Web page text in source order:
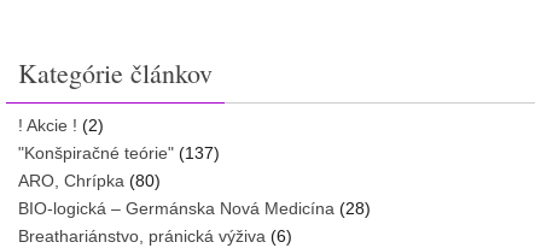
Kategórie článkov
! Akcie ! (2)
"Konšpiračné teórie" (137)
ARO, Chrípka (80)
BIO-logická – Germánska Nová Medicína (28)
Breathariánstvo, pránická výživa (6)